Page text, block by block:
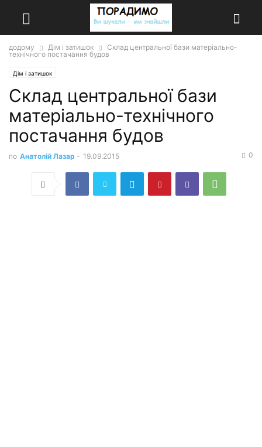
додому Дім і затишок
Склад центральної бази матеріально-
технічного постачання будов
Дім і затишок
Склад центральної бази
матеріально-технічного
постачання будов
по Анатолій Лазар - 19.09.2015 0